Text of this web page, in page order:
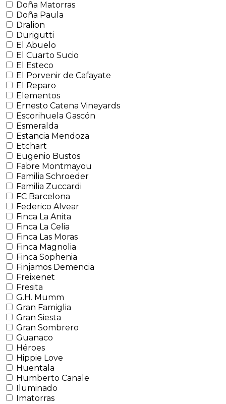
Doña Matorras
Doña Paula
Dralion
Durigutti
El Abuelo
El Cuarto Sucio
El Esteco
El Porvenir de Cafayate
El Reparo
Elementos
Ernesto Catena Vineyards
Escorihuela Gascón
Esmeralda
Estancia Mendoza
Etchart
Eugenio Bustos
Fabre Montmayou
Familia Schroeder
Familia Zuccardi
FC Barcelona
Federico Alvear
Finca La Anita
Finca La Celia
Finca Las Moras
Finca Magnolia
Finca Sophenia
Finjamos Demencia
Freixenet
Fresita
G.H. Mumm
Gran Famiglia
Gran Siesta
Gran Sombrero
Guanaco
Héroes
Hippie Love
Huentala
Humberto Canale
Iluminado
Imatorras